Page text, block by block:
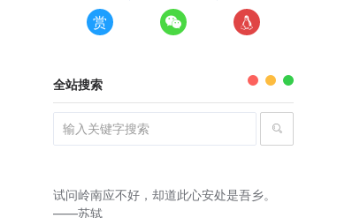
赏
全站搜索
试问岭南应不好，却道此心安处是吾乡。
——苏轼